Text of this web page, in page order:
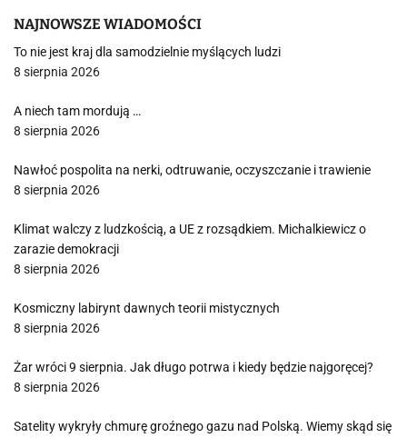
NAJNOWSZE WIADOMOŚCI
To nie jest kraj dla samodzielnie myślących ludzi
8 sierpnia 2026
A niech tam mordują …
8 sierpnia 2026
Nawłoć pospolita na nerki, odtruwanie, oczyszczanie i trawienie
8 sierpnia 2026
Klimat walczy z ludzkością, a UE z rozsądkiem. Michalkiewicz o
zarazie demokracji
8 sierpnia 2026
Kosmiczny labirynt dawnych teorii mistycznych
8 sierpnia 2026
Żar wróci 9 sierpnia. Jak długo potrwa i kiedy będzie najgoręcej?
8 sierpnia 2026
Satelity wykryły chmurę groźnego gazu nad Polską. Wiemy skąd się